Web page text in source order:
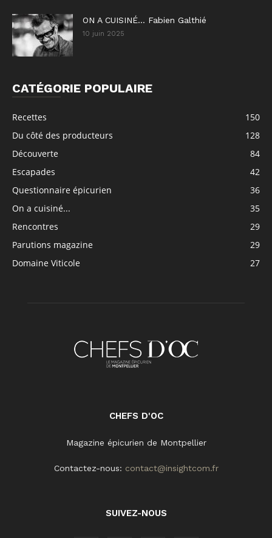
ON A CUISINÉ… Fabien Galthié
10 juin 2025
CATÉGORIE POPULAIRE
Recettes
150
Du côté des producteurs
128
Découverte
84
Escapades
42
Questionnaire épicurien
36
On a cuisiné...
35
Rencontres
29
Parutions magazine
29
Domaine Viticole
27
CHEFS D'OC
Magazine épicurien de Montpellier
Contactez-nous: contact@insightcom.fr
SUIVEZ-NOUS